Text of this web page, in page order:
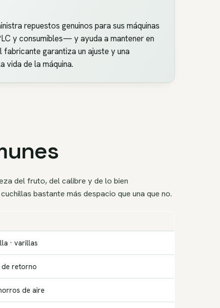
repuestos genuinos para sus máquinas
y consumibles— y ayuda a mantener en
garantiza un ajuste y una
vida de la máquina.
del fruto, del calibre y de lo bien
bastante más despacio que una que no.
· varillas
de retorno
de aire